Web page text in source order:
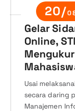
20/
Gelar
Online,
Usai
secara daring
Manajemen